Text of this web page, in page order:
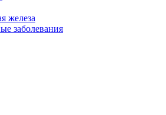
железа
заболевания